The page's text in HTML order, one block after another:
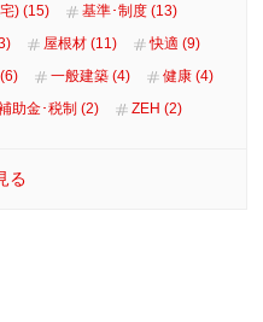
) (15)
基準･制度 (13)
屋根材 (11)
快適 (9)
一般建築 (4)
健康 (4)
助金･税制 (2) ZEH (2)
る